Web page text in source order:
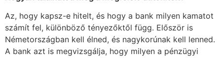
Az, hogy kapsz-e hitelt, és hogy a bank milyen kamatot
számít fel, különböző tényezőktől függ. Először is
Németországban kell élned, és nagykorúnak kell lenned.
A bank azt is megvizsgálja, hogy milyen a pénzügyi